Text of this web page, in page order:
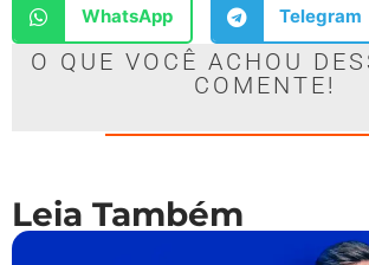
WhatsApp Telegram
O QUE VOCÊ ACHOU
COMENTE!
Leia Também